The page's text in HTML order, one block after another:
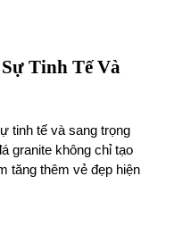
Tinh Tế Và
tinh tế và sang trọng
granite không chỉ tạo
tăng thêm vẻ đẹp hiện